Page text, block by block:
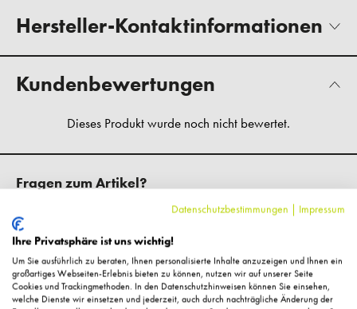
Hersteller-Kontaktinformationen
Kundenbewertungen
Fragen zum Artikel?
Ergänzende Artikel
Datenschutzbestimmungen | Impressum
Ihre Privatsphäre ist uns wichtig!
Um Sie ausführlich zu beraten, Ihnen personalisierte Inhalte anzuzeigen und Ihnen ein
großartiges Webseiten-Erlebnis bieten zu können, nutzen wir auf unserer Seite
Cookies und Trackingmethoden. In den Datenschutzhinweisen können Sie einsehen,
welche Dienste wir einsetzen und jederzeit, auch durch nachträgliche Änderung der